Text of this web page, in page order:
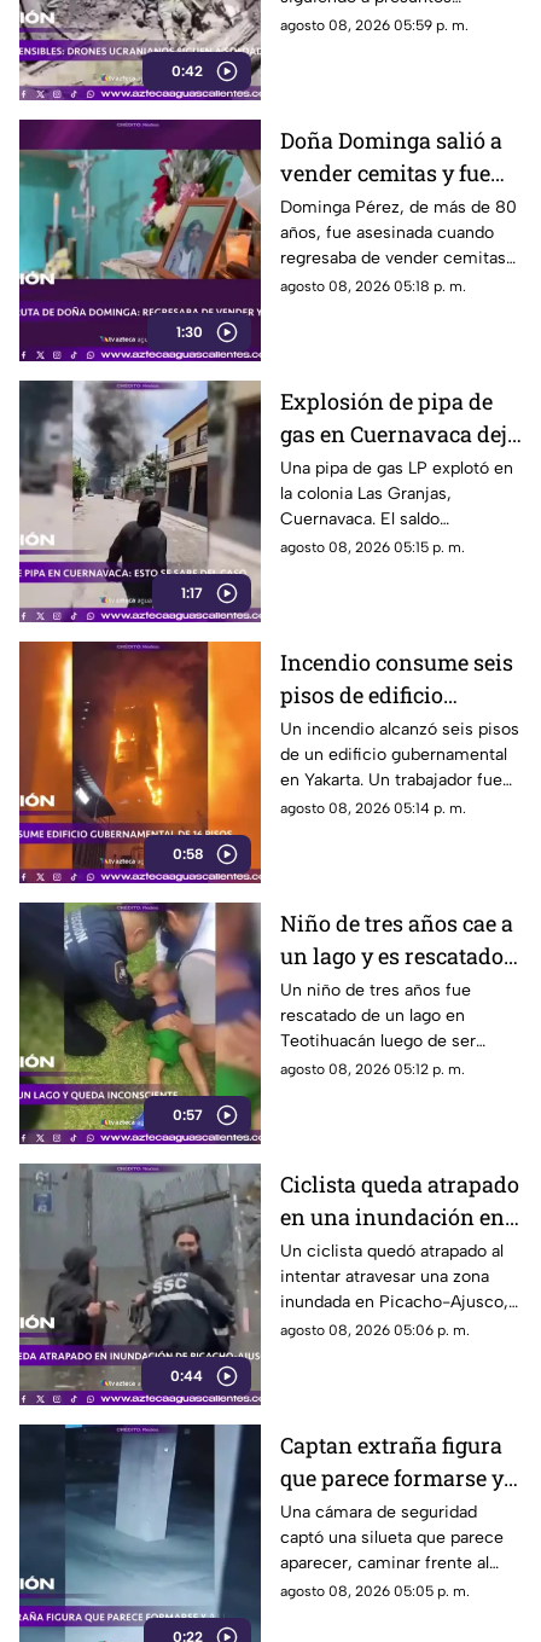
0:42
soldados rusos antes de un
agosto 08, 2026 05:59 p. m.
1:30
Doña Dominga salió a
vender cemitas y fue
asesinada al regresar a
casa; así fue la agresión
(VIDEO)
Dominga Pérez, de más de 80
años, fue asesinada cuando
regresaba de vender cemitas
en Chachapa. La Fiscalía de
agosto 08, 2026 05:18 p. m.
1:17
Explosión de pipa de
gas en Cuernavaca deja
21 personas lesionadas
Una pipa de gas LP explotó en
la colonia Las Granjas,
Cuernavaca. El saldo
preliminar es de 21 lesionados
agosto 08, 2026 05:15 p. m.
0:58
Incendio consume seis
pisos de edificio
gubernamental en
Yakarta
Un incendio alcanzó seis pisos
de un edificio gubernamental
en Yakarta. Un trabajador fue
rescatado y cerca de mil
agosto 08, 2026 05:14 p. m.
0:57
Niño de tres años cae a
un lago y es rescatado
inconsciente en
Teotihuacán
Un niño de tres años fue
rescatado de un lago en
Teotihuacán luego de ser
localizado inconsciente. Un
agosto 08, 2026 05:12 p. m.
0:44
Ciclista queda atrapado
en una inundación en
Picacho-Ajusco
Un ciclista quedó atrapado al
intentar atravesar una zona
inundada en Picacho-Ajusco,
Tlalpan. Elementos de la SSC
agosto 08, 2026 05:06 p. m.
0:22
Captan extraña figura
que parece formarse y
desaparecer frente a
una cámara
Una cámara de seguridad
captó una silueta que parece
aparecer, caminar frente al
lente y desaparecer. El video
agosto 08, 2026 05:05 p. m.